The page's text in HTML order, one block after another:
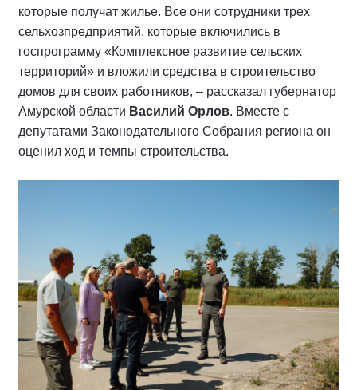
которые получат жилье. Все они сотрудники трех
сельхозпредприятий, которые включились в
госпрограмму «Комплексное развитие сельских
территорий» и вложили средства в строительство
домов для своих работников, – рассказал губернатор
Амурской области Василий Орлов. Вместе с
депутатами Законодательного Собрания региона он
оценил ход и темпы строительства.